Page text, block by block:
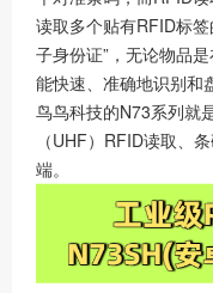
读取多个贴有RFID标
子身份证”，无论物品
能快速、准确地识别和
鸟鸟科技的N73系列就
（UHF）RFID读取、
端。